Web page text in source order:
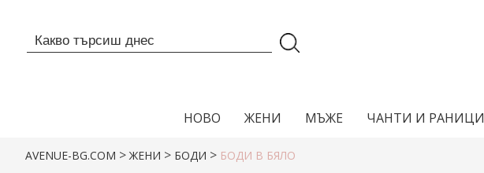
НОВО ЖЕНИ МЪЖЕ ЧАНТИ И РАНИЦИ
AVENUE-BG.COM >ЖЕНИ > БОДИ > БОДИ В БЯЛО